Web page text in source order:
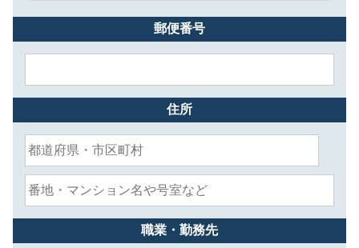
郵便番号
住所
職業・勤務先